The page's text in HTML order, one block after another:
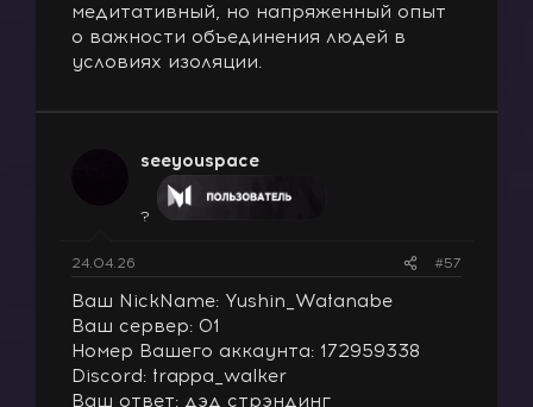
медитативный, но напряженный опыт
о важности объединения людей в
условиях изоляции.
seeyouspace
?
24.04.26 #57
Ваш NickName: Yushin_Watanabe
Ваш сервер: 01
Номер Вашего аккаунта: 172959338
Discord: trappa_walker
Ваш ответ: дэд стрэндинг